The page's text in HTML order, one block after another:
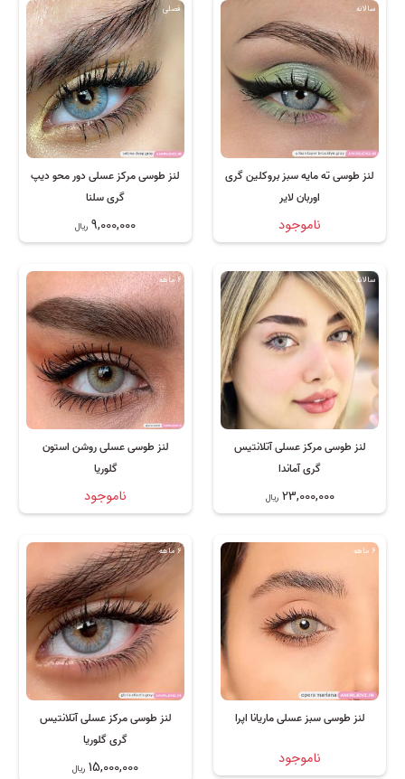
لنز طوسی ته مایه سبز بروکلین گری
اوربان لایر
ناموجود
سالانه
لنز طوسی مرکز عسلی دور محو دیپ
گری سلنا
9,000,000 ریال
فصلی
لنز طوسی مرکز عسلی آتلانتیس
گری آماندا
23,000,000 ریال
سالانه
لنز طوسی عسلی روشن استون
گلوریا
ناموجود
6 ماهه
لنز طوسی سبز عسلی ماریانا اپرا
ناموجود
6 ماهه
لنز طوسی مرکز عسلی آتلانتیس
گری گلوریا
15,000,000 ریال
6 ماهه